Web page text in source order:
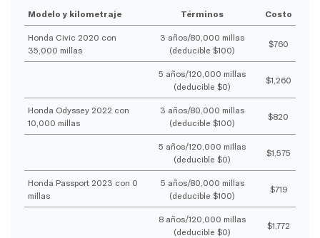
Modelo y kilometraje Términos Costo
Honda Civic 2020 con
35,000 millas
3 años/80,000 millas
(deducible $100)
$760
5 años/120,000 millas
(deducible $0)
$1,260
Honda Odyssey 2022 con
10,000 millas
3 años/80,000 millas
(deducible $100)
$820
5 años/120,000 millas
(deducible $0)
$1,575
Honda Passport 2023 con 0
millas
5 años/80,000 millas
(deducible $100)
$719
8 años/120,000 millas
(deducible $0)
$1,772